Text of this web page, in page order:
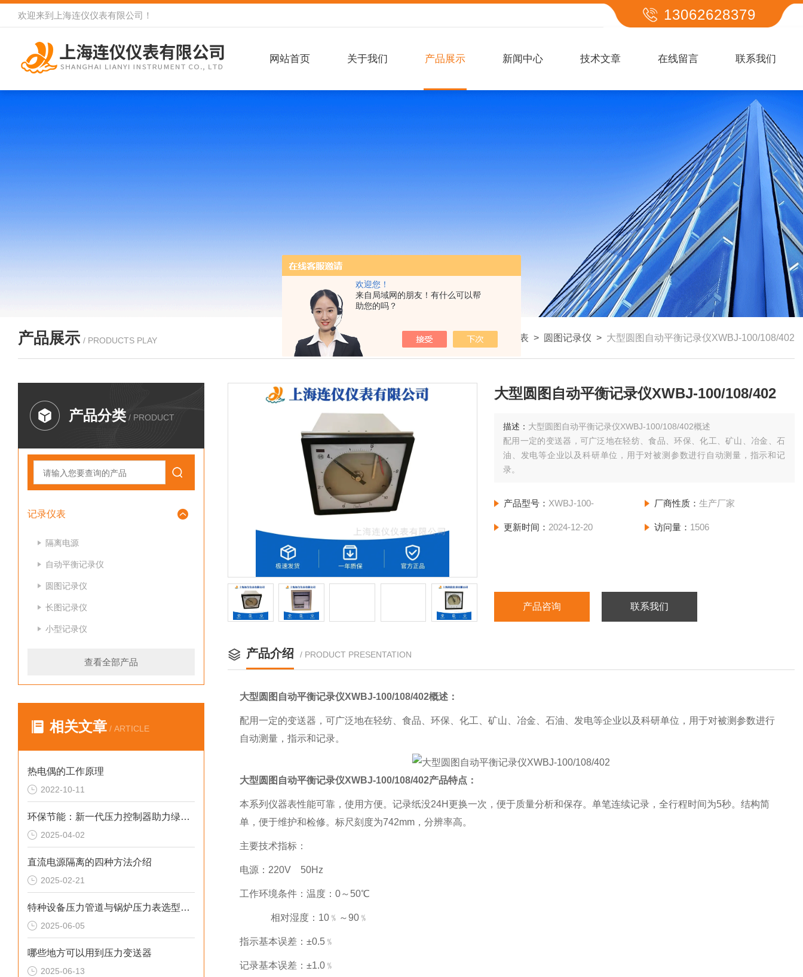
欢迎您！
来自局域网的朋友！有什么可以帮
助您的吗？
欢迎来到 上海连仪仪表有限公司 ！ 13062628379
网站首页 关于我们 产品展示 新闻中心 技术文章 在线留言 联系我们
产品展示 / PRODUCTS PLAY 我的位置： 首页> 产品展示> 记录仪表 > 圆图记录仪 > 大型圆图自动平衡记录仪XWBJ-100/108/402
产品分类 / PRODUCT
记录仪表
隔离电源
自动平衡记录仪
圆图记录仪
长图记录仪
小型记录仪
查看全部产品
相关文章 / ARTICLE
热电偶的工作原理
2022-10-11
环保节能：新一代压力控制器助力绿色制造
2025-04-02
直流电源隔离的四种方法介绍
2025-02-21
特种设备压力管道与锅炉压力表选型指南
2025-06-05
哪些地方可以用到压力变送器
2025-06-13
大型圆图自动平衡记录仪XWBJ-100/108/402
描述： 大型圆图自动平衡记录仪XWBJ-100/108/402概述
配用一定的变送器，可广泛地在轻纺、食品、环保、化工、矿山、冶金、石
油、发电等企业以及科研单位，用于对被测参数进行自动测量，指示和记
录。
产品型号： XWBJ-100- 厂商性质： 生产厂家
更新时间： 2024-12-20 访问量： 1506
产品咨询 联系我们
产品介绍 / PRODUCT PRESENTATION
大型圆图自动平衡记录仪XWBJ-100/108/402概述：
配用一定的变送器，可广泛地在轻纺、食品、环保、化工、矿山、冶金、石油、发电等企业以及科研单位，用于对被测参数进行
自动测量，指示和记录。
大型圆图自动平衡记录仪XWBJ-100/108/402产品特点：
本系列仪器表性能可靠，使用方便。记录纸没24H更换一次，便于质量分析和保存。单笔连续记录，全行程时间为5秒。结构简
单，便于维护和检修。标尺刻度为742mm，分辨率高。
主要技术指标：
电源：220V 50Hz
工作环境条件：温度：0～50℃
相对湿度：10﹪～90﹪
指示基本误差：±0.5﹪
记录基本误差：±1.0﹪